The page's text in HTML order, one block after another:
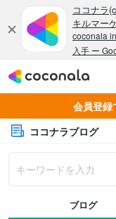
会員登録
ココナラブログ
ブログ